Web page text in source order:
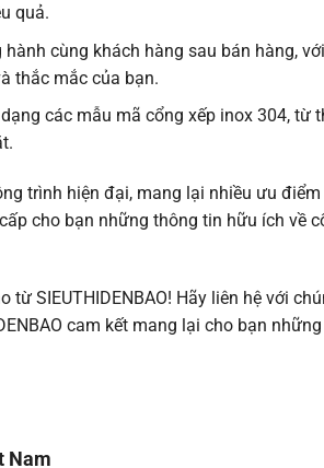
quả.
cùng khách hàng sau bán hàng,
thắc mắc của bạn.
các mẫu mã cổng xếp inox 304, từ
trình hiện đại, mang lại nhiều ưu
cho bạn những thông tin hữu ích về
SIEUTHIDENBAO! Hãy liên hệ với
cam kết mang lại cho bạn
Nam